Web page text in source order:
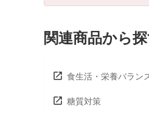
関連商品から
食生活・栄養バラン
糖質対策